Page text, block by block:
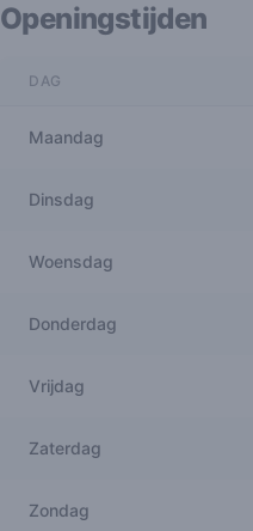
Openingstijden
DAG
Maandag
Dinsdag
Woensdag
Donderdag
Vrijdag
Zaterdag
Zondag